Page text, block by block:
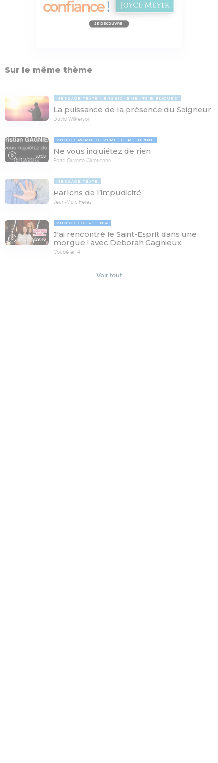
Sur le même thème
MESSAGE TEXTE ENSEIGNEMENTS BIBLIQUES
La puissance de la présence du Seigneur
David Wilkerson
50:08
VIDÉO PORTE OUVERTE CHRÉTIENNE
Ne vous inquiétez de rien
Porte Ouverte Chrétienne
MESSAGE TEXTE
Parlons de l’impudicité
Jean-Marc Ferez
29:46
VIDÉO COUPÉ EN 4
J'ai rencontré le Saint-Esprit dans une
morgue ! avec Deborah Gagnieux
Coupé en 4
Voir tout